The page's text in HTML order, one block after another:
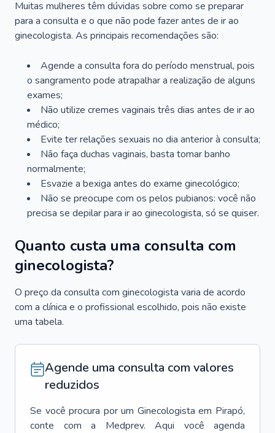
Muitas mulheres têm dúvidas sobre como se preparar
para a consulta e o que não pode fazer antes de ir ao
ginecologista. As principais recomendações são:
Agende a consulta fora do período menstrual, pois
o sangramento pode atrapalhar a realização de alguns
exames;
Não utilize cremes vaginais três dias antes de ir ao
médico;
Evite ter relações sexuais no dia anterior à consulta;
Não faça duchas vaginais, basta tomar banho
normalmente;
Esvazie a bexiga antes do exame ginecológico;
Não se preocupe com os pelos pubianos: você não
precisa se depilar para ir ao ginecologista, só se quiser.
Quanto custa uma consulta com
ginecologista?
O preço da consulta com ginecologista varia de acordo
com a clínica e o profissional escolhido, pois não existe
uma tabela.
Agende uma consulta com valores
reduzidos
Se você procura por um Ginecologista em Pirapó,
conte com a Medprev. Aqui você agenda